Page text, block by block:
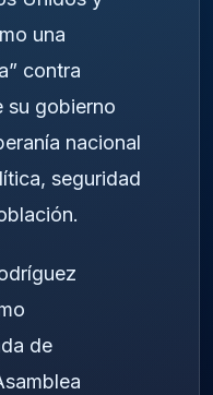
una
contra
su gobierno
nacional
seguridad
de